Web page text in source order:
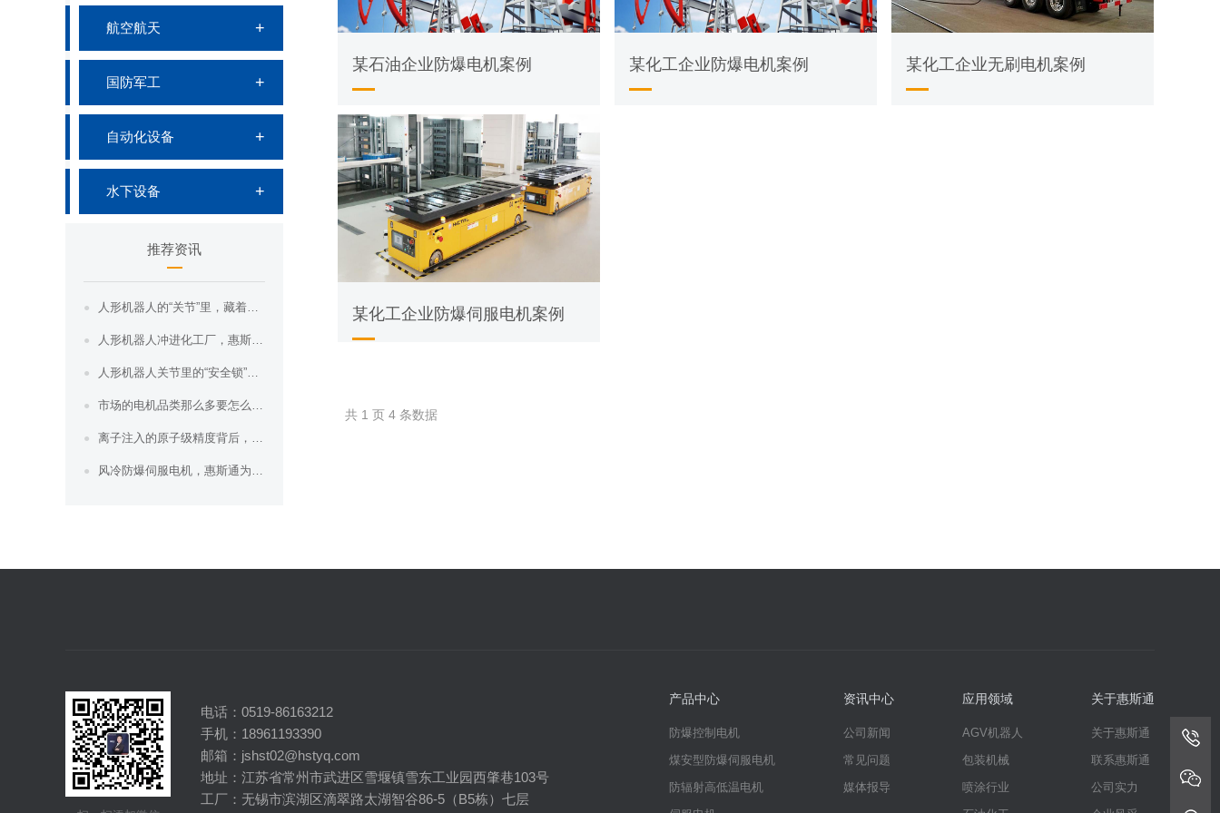
航空航天
国防军工
自动化设备
水下设备
推荐资讯
人形机器人的“关节”里，藏着一台惠斯通轴...
人形机器人冲进化工厂，惠斯通防爆关节电机...
人形机器人关节里的“安全锁”：防爆电机如...
市场的电机品类那么多要怎么选？惠斯通全类...
离子注入的原子级精度背后，惠斯通防辐射伺...
风冷防爆伺服电机，惠斯通为危险区域重载自...
某石油企业防爆电机案例 某化工企业防爆电机案例 某化工企业无刷电机案例
某化工企业防爆伺服电机案例
共 1 页 4 条数据
电话：0519-86163212
手机：18961193390
邮箱：jshst02@hstyq.com
地址：江苏省常州市武进区雪堰镇雪东工业园西肇巷103号
工厂：无锡市滨湖区滴翠路太湖智谷86-5（B5栋）七层
产品中心
防爆控制电机
煤安型防爆伺服电机
防辐射高低温电机
资讯中心
公司新闻
常见问题
媒体报导
应用领域
AGV机器人
包装机械
喷涂行业
关于惠斯通
关于惠斯通
联系惠斯通
公司实力